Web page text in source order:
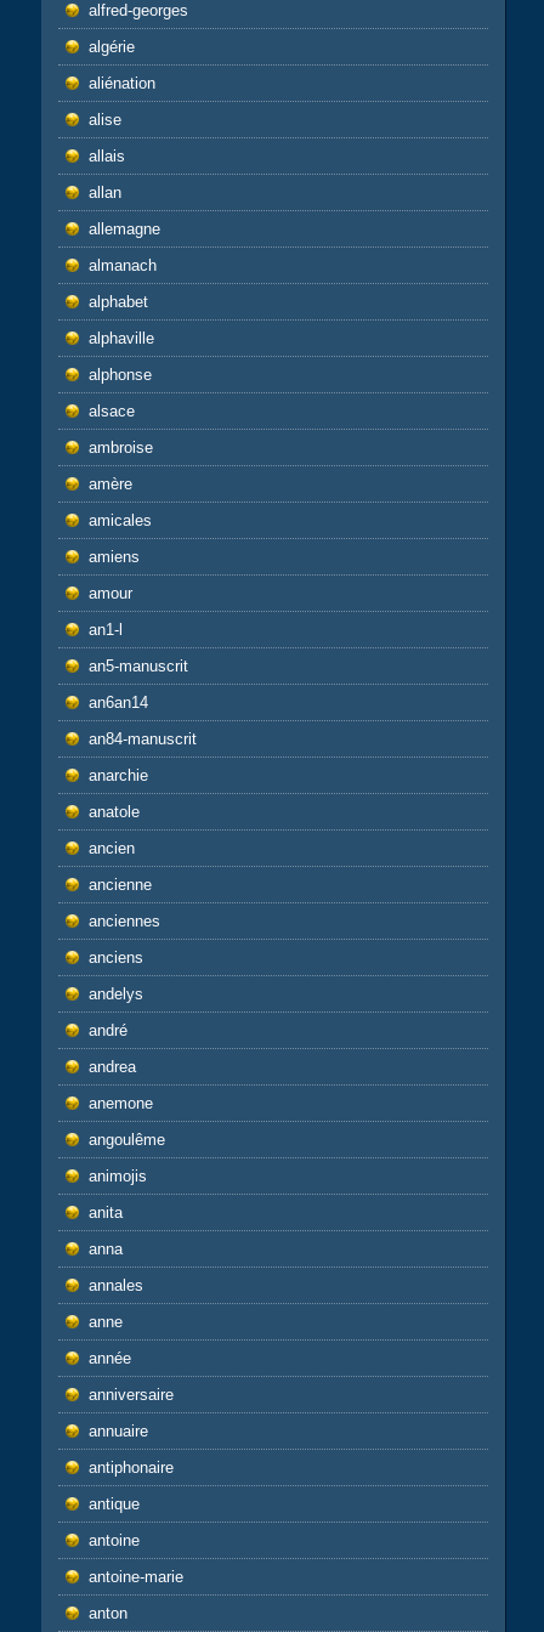
alfred-georges
algérie
aliénation
alise
allais
allan
allemagne
almanach
alphabet
alphaville
alphonse
alsace
ambroise
amère
amicales
amiens
amour
an1-l
an5-manuscrit
an6an14
an84-manuscrit
anarchie
anatole
ancien
ancienne
anciennes
anciens
andelys
andré
andrea
anemone
angoulême
animojis
anita
anna
annales
anne
année
anniversaire
annuaire
antiphonaire
antique
antoine
antoine-marie
anton